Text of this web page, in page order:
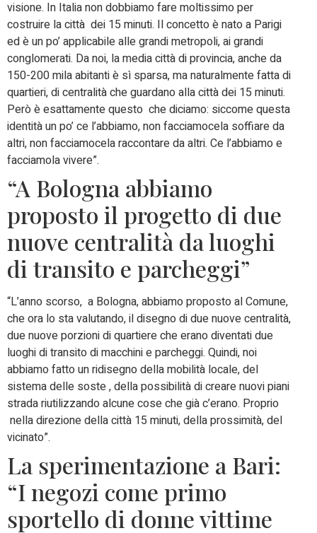
visione. In Italia non dobbiamo fare moltissimo per
costruire la città dei 15 minuti. Il concetto è nato a Parigi
ed è un po’ applicabile alle grandi metropoli, ai grandi
conglomerati. Da noi, la media città di provincia, anche da
150-200 mila abitanti è sì sparsa, ma naturalmente fatta di
quartieri, di centralità che guardano alla città dei 15 minuti.
Però è esattamente questo che diciamo: siccome questa
identità un po’ ce l’abbiamo, non facciamocela soffiare da
altri, non facciamocela raccontare da altri. Ce l’abbiamo e
facciamola vivere”.
“A Bologna abbiamo
proposto il progetto di due
nuove centralità da luoghi
di transito e parcheggi”
“L’anno scorso, a Bologna, abbiamo proposto al Comune,
che ora lo sta valutando, il disegno di due nuove centralità,
due nuove porzioni di quartiere che erano diventati due
luoghi di transito di macchini e parcheggi. Quindi, noi
abbiamo fatto un ridisegno della mobilità locale, del
sistema delle soste , della possibilità di creare nuovi piani
strada riutilizzando alcune cose che già c’erano. Proprio
nella direzione della città 15 minuti, della prossimità, del
vicinato”.
La sperimentazione a Bari:
“I negozi come primo
sportello di donne vittime